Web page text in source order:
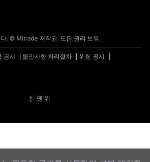
. © Mitrade 저작권, 모든 권리 보유.
공시 불만사항 처리절차
위험 공시
맨 위